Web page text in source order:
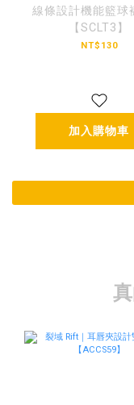
線條設計機能籃球
【SCLT3】
NT$130
加入購物車